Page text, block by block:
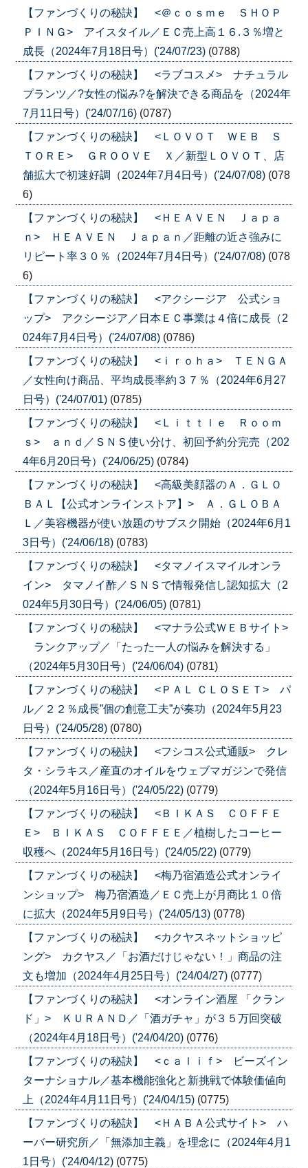
【ファンづくりの秘訣】 <＠ｃｏｓｍｅ ＳＨＯＰ
ＰＩＮＧ> アイスタイル／ＥＣ売上高１６.３％増と
成長（2024年7月18日号）('24/07/23) (0788)
【ファンづくりの秘訣】 <ラブコスメ> ナチュラル
プランツ／?女性の悩み?を解決できる商品を（2024年
7月11日号）('24/07/16) (0787)
【ファンづくりの秘訣】 <ＬＯＶＯＴ ＷＥＢ Ｓ
ＴＯＲＥ> ＧＲＯＯＶＥ Ｘ／新型ＬＯＶＯＴ、店
舗拡大で初速好調（2024年7月4日号）('24/07/08) (078
6)
【ファンづくりの秘訣】 <ＨＥＡＶＥＮ Ｊａｐａ
ｎ> ＨＥＡＶＥＮ Ｊａｐａｎ／距離の近さ強みに
リピート率３０％（2024年7月4日号）('24/07/08) (078
6)
【ファンづくりの秘訣】 <アクシージア 公式ショ
ップ> アクシージア／日本ＥＣ事業は４倍に成長（2
024年7月4日号）('24/07/08) (0786)
【ファンづくりの秘訣】 <ｉｒｏｈａ> ＴＥＮＧＡ
／女性向け商品、平均成長率約３７％（2024年6月27
日号）('24/07/01) (0785)
【ファンづくりの秘訣】 <Ｌｉｔｔｌｅ Ｒｏｏｍ
ｓ> ａｎｄ／ＳＮＳ使い分け、初回予約分完売（202
4年6月20日号）('24/06/25) (0784)
【ファンづくりの秘訣】 <高級美顔器のＡ．ＧＬＯ
ＢＡＬ【公式オンラインストア】> Ａ．ＧＬＯＢＡ
Ｌ／美容機器が使い放題のサブスク開始（2024年6月1
3日号）('24/06/18) (0783)
【ファンづくりの秘訣】 <タマノイスマイルオンラ
イン> タマノイ酢／ＳＮＳで情報発信し認知拡大（2
024年5月30日号）('24/06/05) (0781)
【ファンづくりの秘訣】 <マナラ公式ＷＥＢサイト>
ランクアップ／「たった一人の悩みを解決する」
（2024年5月30日号）('24/06/04) (0781)
【ファンづくりの秘訣】 <ＰＡＬ ＣＬＯＳＥＴ> パ
ル／２２％成長”個の創意工夫”が奏功（2024年5月23
日号）('24/05/28) (0780)
【ファンづくりの秘訣】 <フシコス公式通販> クレ
タ・シラキス／産直のオイルをウェブマガジンで発信
（2024年5月16日号）('24/05/22) (0779)
【ファンづくりの秘訣】 <ＢＩＫＡＳ ＣＯＦＦＥ
Ｅ> ＢＩＫＡＳ ＣＯＦＦＥＥ／植樹したコーヒー
収穫へ（2024年5月16日号）('24/05/22) (0779)
【ファンづくりの秘訣】 <梅乃宿酒造公式オンライ
ンショップ> 梅乃宿酒造／ＥＣ売上が月商比１０倍
に拡大（2024年5月9日号）('24/05/13) (0778)
【ファンづくりの秘訣】 <カクヤスネットショッピ
ング> カクヤス／「お酒だけじゃない！」商品の注
文も増加（2024年4月25日号）('24/04/27) (0777)
【ファンづくりの秘訣】 <オンライン酒屋 「クラン
ド」> ＫＵＲＡＮＤ／「酒ガチャ」が３５万回突破
（2024年4月18日号）('24/04/20) (0776)
【ファンづくりの秘訣】 <ｃａｌｉｆ> ビーズイン
ターナショナル／基本機能強化と新挑戦で体験価値向
上（2024年4月11日号）('24/04/15) (0775)
【ファンづくりの秘訣】 <ＨＡＢＡ公式サイト> ハ
ーバー研究所／「無添加主義」を理念に（2024年4月1
1日号）('24/04/12) (0775)